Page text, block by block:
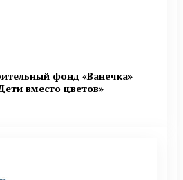
фонд «Ванечка»
вместо цветов»